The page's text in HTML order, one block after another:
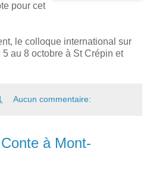
pour cet
le colloque international sur
au 8 octobre à St Crépin et
Aucun commentaire:
à Mont-